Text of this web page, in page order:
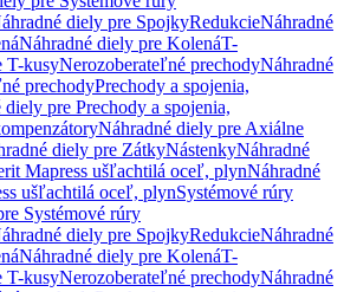
diely pre SpojkyRedukcieNáhradné
Náhradné diely pre KolenáT-
T-kusyNerozoberateľné prechodyNáhradné
prechodyPrechody a spojenia,
diely pre Prechody a spojenia,
Náhradné diely pre Axiálne
diely pre ZátkyNástenkyNáhradné
Mapress ušľachtilá oceľ, plynNáhradné
ušľachtilá oceľ, plynSystémové rúry
Systémové rúry
diely pre SpojkyRedukcieNáhradné
Náhradné diely pre KolenáT-
T-kusyNerozoberateľné prechodyNáhradné